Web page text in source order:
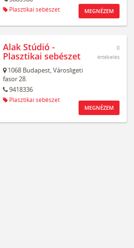
Plasztikai sebészet MEGNÉZEM
Alak Stúdió -
Plasztikai sebészet
1068 Budapest,Városligeti
fasor 28.
9418336
Plasztikai sebészet
0
értékelés
MEGNÉZEM